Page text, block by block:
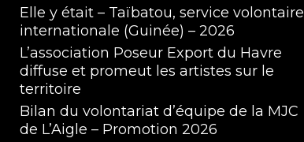
Elle y était – Taïbatou, service volontaire
internationale (Guinée) – 2026
L’association Poseur Export du Havre
diffuse et promeut les artistes sur le
territoire
Bilan du volontariat d’équipe de la MJC
de L’Aigle – Promotion 2026